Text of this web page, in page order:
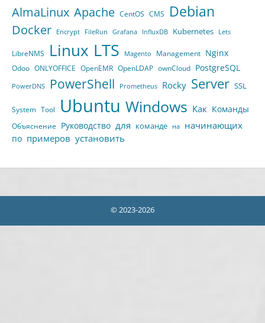
AlmaLinux Apache CentOS CMS Debian
Docker Encrypt FileRun Grafana InfluxDB Kubernetes Lets
LibreNMS Linux LTS Magento Management Nginx
Odoo ONLYOFFICE OpenEMR OpenLDAP ownCloud PostgreSQL
PowerDNS PowerShell Prometheus Rocky Server SSL
System Tool Ubuntu Windows Как Команды
Объяснение Руководство для команде на начинающих
по примеров установить
© 2023-2026